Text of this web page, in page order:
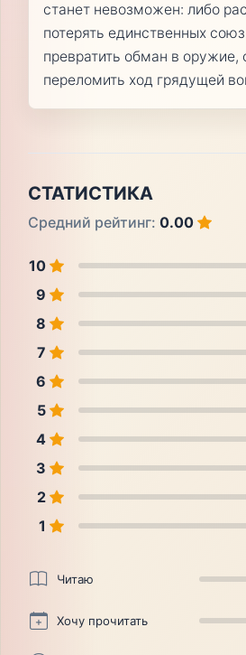
станет невозможен: либо
потерять единственных
превратить обман в оружие,
переломить ход грядущей
СТАТИСТИКА
Средний рейтинг: 0.00
10
9
8
7
6
5
4
3
2
1
Читаю
Хочу прочитать